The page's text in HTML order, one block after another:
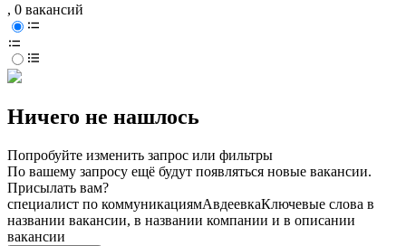
, 0 вакансий
Ничего не нашлось
Попробуйте изменить запрос или фильтры
По вашему запросу ещё будут появляться новые вакансии.
Присылать вам?
специалист по коммуникациямАвдеевкаКлючевые слова в
названии вакансии, в названии компании и в описании
вакансии